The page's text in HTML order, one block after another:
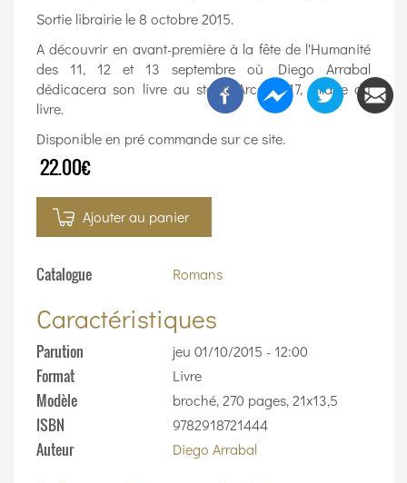
Sortie librairie le 8 octobre 2015.
A découvrir en avant-première à la fête de l'Humanité
des 11, 12 et 13 septembre où Diego Arrabal
dédicacera son livre au stand Arcane 17, village du
livre.
Disponible en pré commande sur ce site.
22.00€
Ajouter au panier
Catalogue Romans
Caractéristiques
Parution jeu 01/10/2015 - 12:00
Format Livre
Modèle broché, 270 pages, 21x13,5
ISBN 9782918721444
Auteur Diego Arrabal